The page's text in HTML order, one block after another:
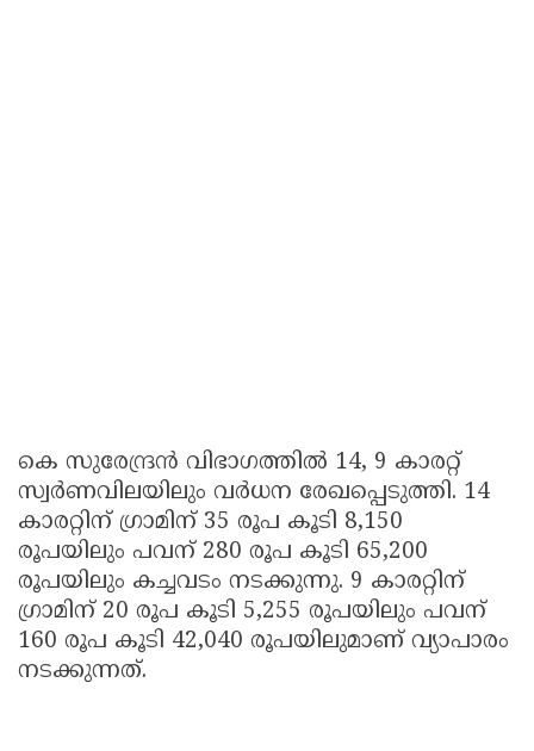
കെ സുരേന്ദ്രന്‍ വിഭാഗത്തില്‍ 14, 9 കാരറ്റ്
സ്വര്‍ണവിലയിലും വര്‍ധന രേഖപ്പെടുത്തി. 14
കാരറ്റിന് ഗ്രാമിന് 35 രൂപ കൂടി 8,150
രൂപയിലും പവന് 280 രൂപ കൂടി 65,200
രൂപയിലും കച്ചവടം നടക്കുന്നു. 9 കാരറ്റിന്
ഗ്രാമിന് 20 രൂപ കൂടി 5,255 രൂപയിലും പവന്
160 രൂപ കൂടി 42,040 രൂപയിലുമാണ് വ്യാപാരം
നടക്കുന്നത്.